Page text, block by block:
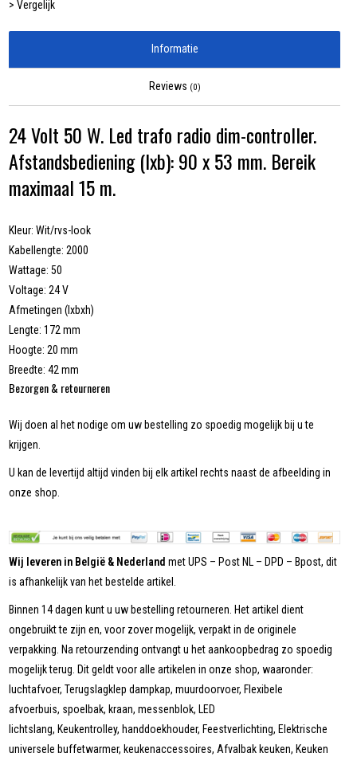
> Vergelijk
Informatie
Reviews (0)
24 Volt 50 W. Led trafo radio dim-controller.
Afstandsbediening (lxb): 90 x 53 mm. Bereik
maximaal 15 m.
Kleur: Wit/rvs-look
Kabellengte: 2000
Wattage: 50
Voltage: 24 V
Afmetingen (lxbxh)
Lengte: 172 mm
Hoogte: 20 mm
Breedte: 42 mm
Bezorgen & retourneren
Wij doen al het nodige om uw bestelling zo spoedig mogelijk bij u te
krijgen.
U kan de levertijd altijd vinden bij elk artikel rechts naast de afbeelding in
onze shop.
Wij leveren in België & Nederland met UPS – Post NL – DPD – Bpost, dit
is afhankelijk van het bestelde artikel.
Binnen 14 dagen kunt u uw bestelling retourneren. Het artikel dient
ongebruikt te zijn en, voor zover mogelijk, verpakt in de originele
verpakking. Na retourzending ontvangt u het aankoopbedrag zo spoedig
mogelijk terug. Dit geldt voor alle artikelen in onze shop, waaronder:
luchtafvoer, Terugslagklep dampkap, muurdoorvoer, Flexibele
afvoerbuis, spoelbak, kraan, messenblok, LED
lichtslang, Keukentrolley, handdoekhouder, Feestverlichting, Elektrische
universele buffetwarmer, keukenaccessoires, Afvalbak keuken, Keuken